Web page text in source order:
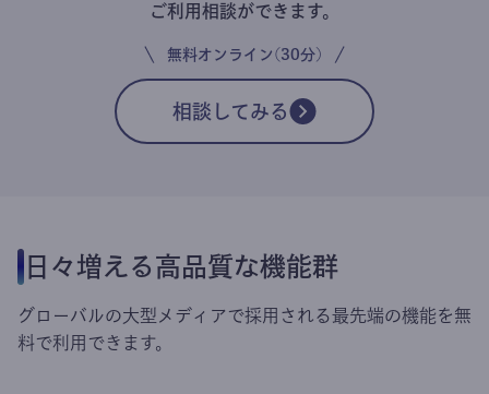
ご利用相談ができます。
無料オンライン(30分)
相談してみる
日々増える高品質な機能群
グローバルの大型メディアで採用される最先端の機能を無
料で利用できます。